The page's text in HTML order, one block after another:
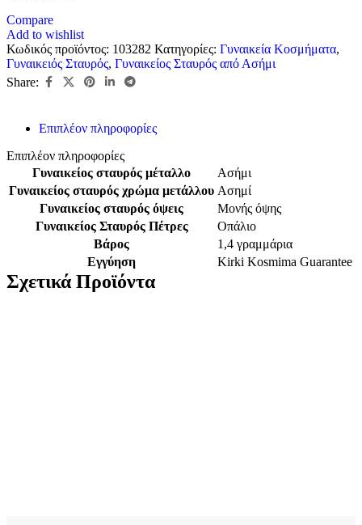
Compare
Add to wishlist
Κωδικός προϊόντος: 103282 Κατηγορίες: Γυναικεία Κοσμήματα,
Γυναικειός Σταυρός, Γυναικείος Σταυρός από Ασήμι
Share:
Επιπλέον πληροφορίες
Επιπλέον πληροφορίες
Γυναικείος σταυρός μέταλλο
Ασήμι
Γυναικείος σταυρός χρώμα μετάλλου Ασημί
Γυναικείος σταυρός όψεις
Μονής όψης
Γυναικείος Σταυρός Πέτρες
Οπάλιο
Βάρος
1,4 γραμμάρια
Εγγύηση
Kirki Kosmima Guarantee
Σχετικά Προϊόντα